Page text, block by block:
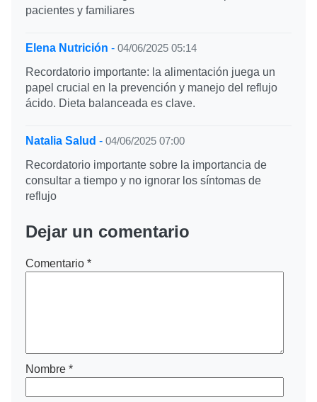
pacientes y familiares
Elena Nutrición - 04/06/2025 05:14
Recordatorio importante: la alimentación juega un
papel crucial en la prevención y manejo del reflujo
ácido. Dieta balanceada es clave.
Natalia Salud - 04/06/2025 07:00
Recordatorio importante sobre la importancia de
consultar a tiempo y no ignorar los síntomas de
reflujo
Dejar un comentario
Comentario *
Nombre *